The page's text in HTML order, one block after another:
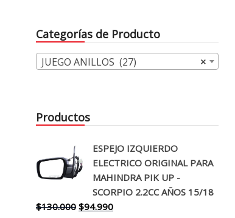
Categorías de Producto
×
JUEGO ANILLOS (27)
Productos
ESPEJO IZQUIERDO
ELECTRICO ORIGINAL PARA
MAHINDRA PIK UP -
SCORPIO 2.2CC AÑOS 15/18
$130.000 El
$94.990El